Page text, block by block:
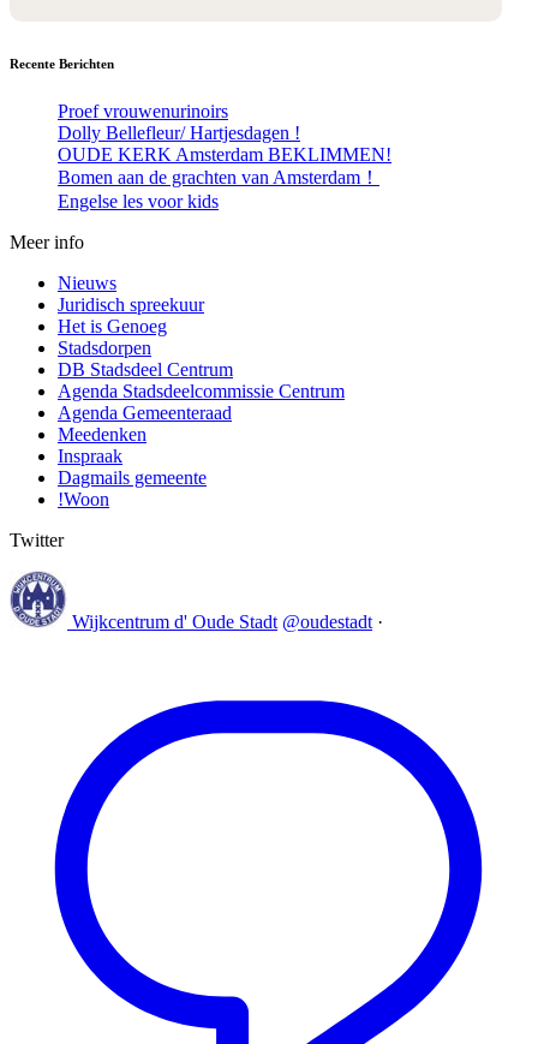
Recente Berichten
Proef vrouwenurinoirs
Dolly Bellefleur/ Hartjesdagen !
OUDE KERK Amsterdam BEKLIMMEN!
Bomen aan de grachten van Amsterdam！
Engelse les voor kids
Meer info
Nieuws
Juridisch spreekuur
Het is Genoeg
Stadsdorpen
DB Stadsdeel Centrum
Agenda Stadsdeelcommissie Centrum
Agenda Gemeenteraad
Meedenken
Inspraak
Dagmails gemeente
!Woon
Twitter
Wijkcentrum d' Oude Stadt @oudestadt ·